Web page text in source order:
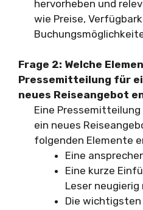
hervorheben und
wie Preise,
Frage 2: Welche
Pressemitteilung für
neues Reiseangebot
Eine
ein neues
folgenden Elemente
Eine
Eine kurze
Leser neugierig
Die